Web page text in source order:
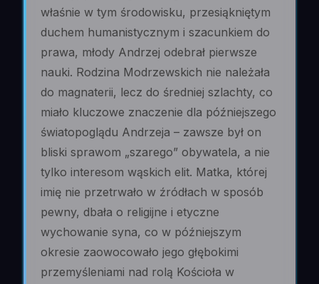
właśnie w tym środowisku, przesiąkniętym
duchem humanistycznym i szacunkiem do
prawa, młody Andrzej odebrał pierwsze
nauki. Rodzina Modrzewskich nie należała
do magnaterii, lecz do średniej szlachty, co
miało kluczowe znaczenie dla późniejszego
światopoglądu Andrzeja – zawsze był on
bliski sprawom „szarego” obywatela, a nie
tylko interesom wąskich elit. Matka, której
imię nie przetrwało w źródłach w sposób
pewny, dbała o religijne i etyczne
wychowanie syna, co w późniejszym
okresie zaowocowało jego głębokimi
przemyśleniami nad rolą Kościoła w